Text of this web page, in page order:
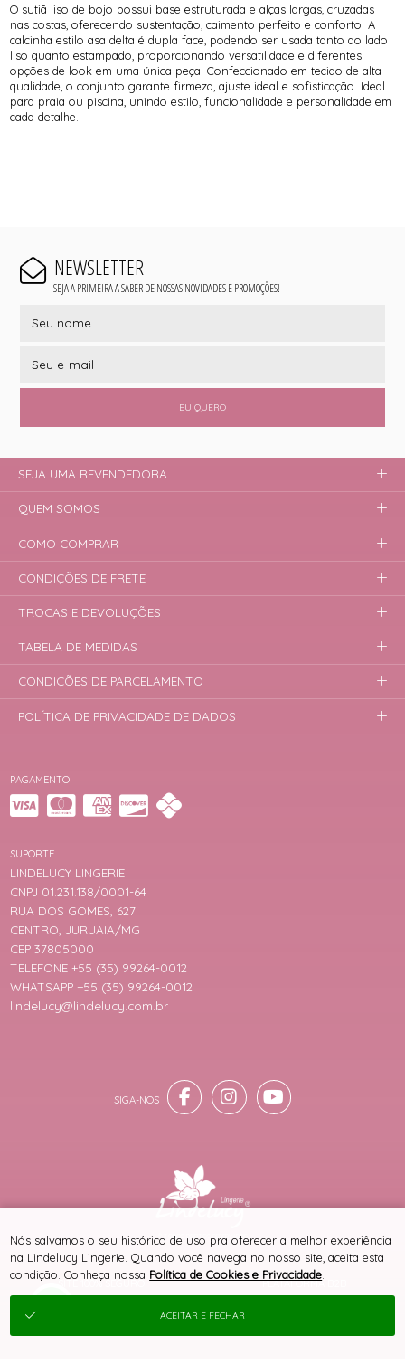
O sutiã liso de bojo possui base estruturada e alças largas, cruzadas
nas costas, oferecendo sustentação, caimento perfeito e conforto. A
calcinha estilo asa delta é dupla face, podendo ser usada tanto do lado
liso quanto estampado, proporcionando versatilidade e diferentes
opções de look em uma única peça. Confeccionado em tecido de alta
qualidade, o conjunto garante firmeza, ajuste ideal e sofisticação. Ideal
para praia ou piscina, unindo estilo, funcionalidade e personalidade em
cada detalhe.
NEWSLETTER
SEJA A PRIMEIRA A SABER DE NOSSAS NOVIDADES E PROMOÇÕES!
EU QUERO
PAGAMENTO
SITE 100% SEGURO PLATAFORMA B2B
SUPORTE
LINDELUCY LINGERIE
CNPJ 01.231.138/0001-64
RUA DOS GOMES, 627
CENTRO, JURUAIA/MG
CEP 37805000
TELEFONE +55 (35) 99264-0012
WHATSAPP +55 (35) 99264-0012
lindelucy@lindelucy.com.br
SEJA UMA REVENDEDORA
QUEM SOMOS
COMO COMPRAR
CONDIÇÕES DE FRETE
TROCAS E DEVOLUÇÕES
TABELA DE MEDIDAS
CONDIÇÕES DE PARCELAMENTO
POLÍTICA DE PRIVACIDADE DE DADOS
® TODOS DIREITOS RESERVADOS
Nós salvamos o seu histórico de uso pra oferecer a melhor experiência
na Lindelucy Lingerie. Quando você navega no nosso site, aceita esta
condição. Conheça nossa Política de Cookies e Privacidade
ACEITAR E FECHAR